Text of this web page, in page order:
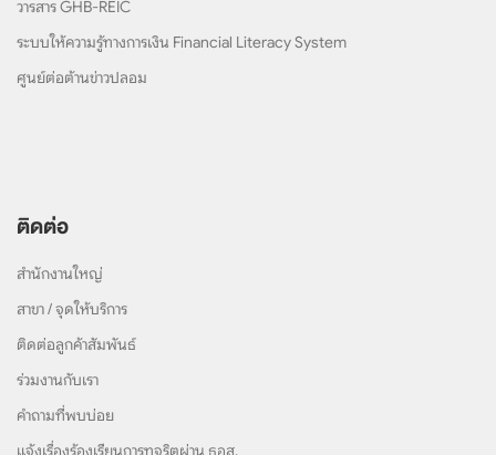
วารสาร GHB-REIC
ระบบให้ความรู้ทางการเงิน Financial Literacy System
ศูนย์ต่อต้านข่าวปลอม
ติดต่อ
สำนักงานใหญ่
สาขา / จุดให้บริการ
ติดต่อลูกค้าสัมพันธ์
ร่วมงานกับเรา
คำถามที่พบบ่อย